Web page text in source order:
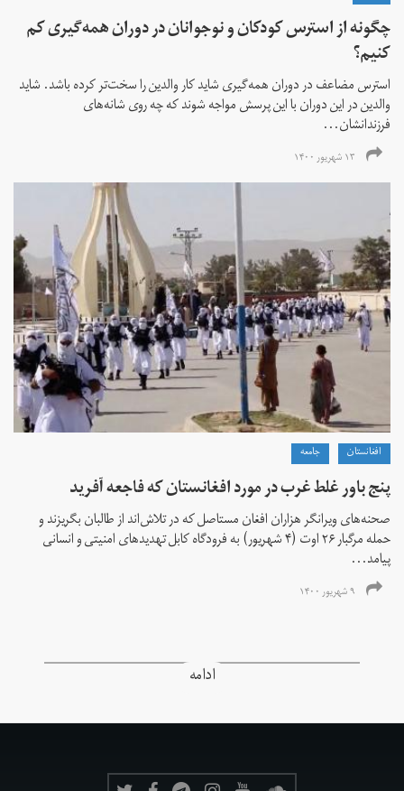
چگونه از استرس کودکان و نوجوانان در دوران همه‌گیری کم
کنیم؟
استرس مضاعف در دوران همه‌گیری شاید کار والدین را سخت‌تر کرده باشد. شاید
والدین در این دوران با این پرسش مواجه شوند که چه روی شانه‌های
فرزندانشان...
۱۳ شهریور ۱۴۰۰
افغانستان جامعه
پنج باور غلط غرب در مورد افغانستان که فاجعه آفرید
صحنه‌های ویرانگر هزاران افغان مستاصل که در تلاش‌اند از طالبان بگریزند و
حمله مرگبار ۲۶ اوت (۴ شهریور) به فرودگاه کابل تهدیدهای امنیتی و انسانی
پیامد...
۹ شهریور ۱۴۰۰
ادامه